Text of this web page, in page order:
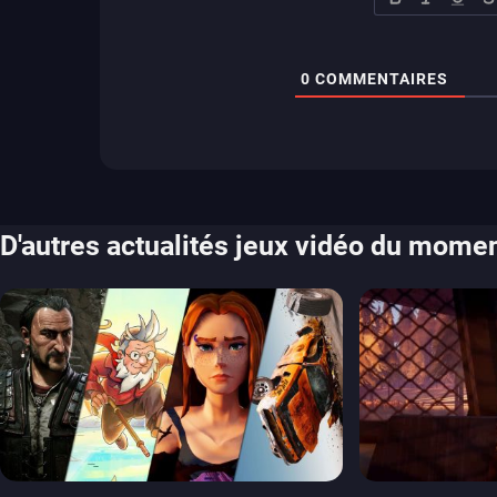
0 COMMENTAIRES
D'autres actualités jeux vidéo du